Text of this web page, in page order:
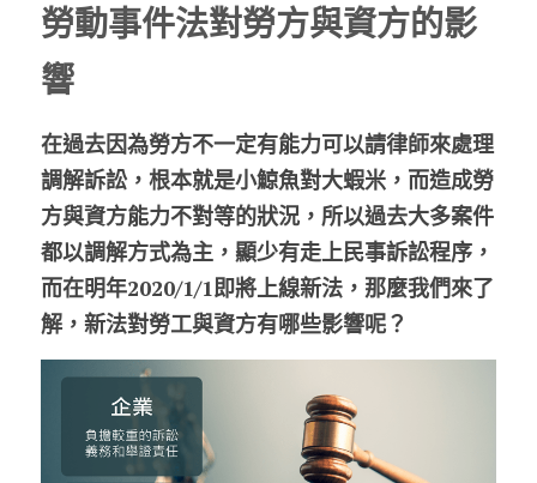
勞動事件法對勞方與資方的影
響
在過去因為勞方不一定有能力可以請律師來處理
調解訴訟，根本就是小鯨魚對大蝦米，而造成勞
方與資方能力不對等的狀況，所以過去大多案件
都以調解方式為主，顯少有走上民事訴訟程序，
而在明年2020/1/1即將上線新法，那麼我們來了
解，新法對勞工與資方有哪些影響呢？